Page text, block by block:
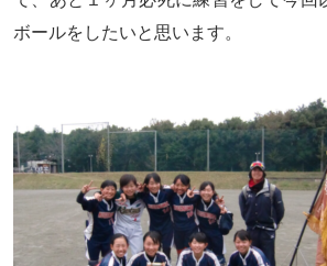
ボールをしたいと思います。